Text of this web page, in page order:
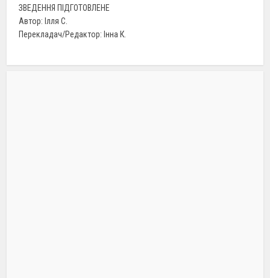
ЗВЕДЕННЯ ПІДГОТОВЛЕНЕ
Автор: Ілля С.
Перекладач/Редактор: Інна К.